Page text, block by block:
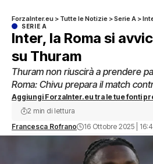
ForzaInter.eu > Tutte le Notizie >Serie A >
SERIE A
Inter, la Roma si
su Thuram
Thuram non riuscirà a prendere
Roma: Chivu prepara il match
Aggiungi ForzaInter.eu tra le tue fonti
Francesca Rofrano 16 Ottobre 2025 |
2 min di lettura